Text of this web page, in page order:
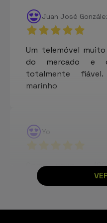
Juan José
Um telemóvel
do mercado e
totalmente fiável.
marinho
Yo
Como novo -
Excelente estado